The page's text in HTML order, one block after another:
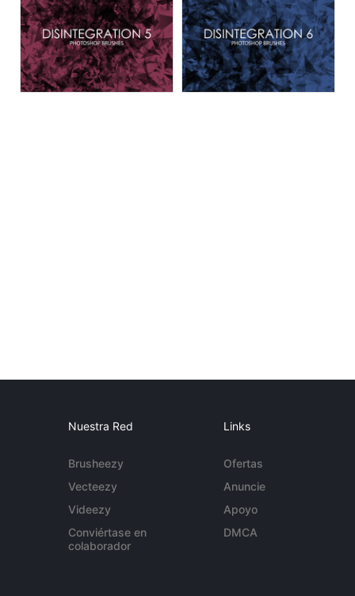
Nuestra Red
Brusheezy
Vecteezy
Videezy
Conviértase en
colaborador
Links
Ofertas
Anuncie
Apoyo
DMCA